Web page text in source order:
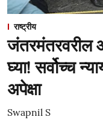
राष्ट्रीय
जंतरमंतरवरील
घ्या! सर्वोच्च
अपेक्षा
Swapnil S